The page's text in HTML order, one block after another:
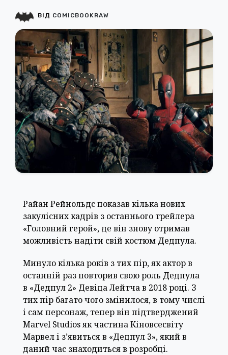
Райан Рейнольдс показав кілька нових
закулісних кадрів з останнього трейлера
«Головний герой», де він знову отримав
можливість надіти свій костюм Дедпула.
Минуло кілька років з тих пір, як актор в
останній раз повторив свою роль Дедпула
в «Дедпул 2» Девіда Лейтча в 2018 році. З
тих пір багато чого змінилося, в тому числі
і сам персонаж, тепер він підтверджений
Marvel Studios як частина Кіновсесвіту
Марвел і з’явиться в «Дедпул 3», який в
даний час знаходиться в розробці.
ВІД COMICBOOKRAW